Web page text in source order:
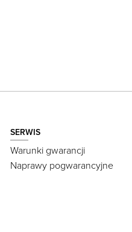
SERWIS
Warunki gwarancji
Naprawy pogwarancyjne